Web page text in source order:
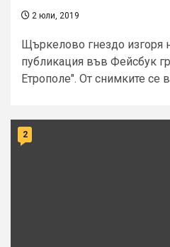
2 юли, 2019
Щъркелово гнездо изгоря
публикация във Фейсбук
Етрополе". От снимките се
2